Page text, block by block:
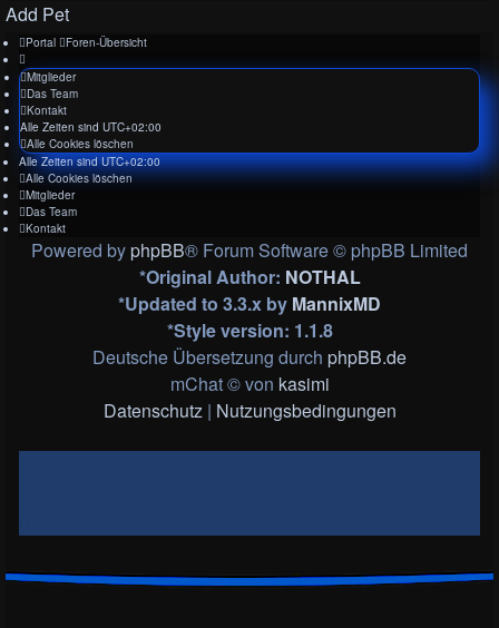
Add Pet
Portal Foren-Übersicht
Mitglieder
Das Team
Kontakt
Alle Zeiten sind UTC+02:00
Alle Cookies löschen
Alle Zeiten sindUTC+02:00
Alle Cookies löschen
Mitglieder
Das Team
Kontakt
Powered byphpBB® Forum Software © phpBB Limited
*Original Author: NOTHAL
*Updated to 3.3.x by MannixMD
*Style version: 1.1.8
Deutsche Übersetzung durch phpBB.de
mChat © von kasimi
Datenschutz| Nutzungsbedingungen